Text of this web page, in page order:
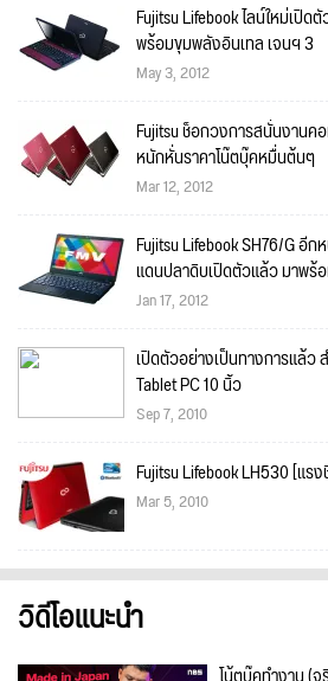
Fujitsu Lifebook ไลน์ใหม่เปิ
พร้อมขุมพลังอินเทล เจนฯ 3
May 3, 2012
Fujitsu ช็อกวงการสนั่นงานคอ
หนักหั่นราคาโน๊ตบุ๊คหมื่นต้นๆ
Mar 12, 2012
Fujitsu Lifebook SH76/G อี
แดนปลาดิบเปิดตัวแล้ว มาพร้
Jan 17, 2012
เปิดตัวอย่างเป็นทางการแล้ว
Tablet PC 10 นิ้ว
Sep 7, 2010
Fujitsu Lifebook LH530 [แร
Mar 5, 2010
วิดีโอแนะนำ